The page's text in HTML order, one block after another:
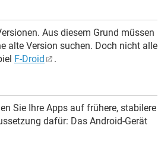
Aus diesem Grund müssen
alte Version suchen. Doch nicht alle
F-Droid .
Sie Ihre Apps auf frühere, stabilere
dafür: Das Android-Gerät